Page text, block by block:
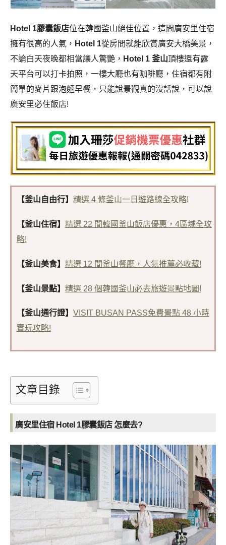
Hotel 1膠囊飯店位在韓國釜山絕佳位置，這間廣安里住宿
擁有很高的人氣， Hotel 1從房間就能欣賞廣安大橋美景，
不論白天夜晚都相當讓人驚艷， Hotel 1 釜山頂樓還有露
天平台可以打卡拍照，一樓大廳也有咖啡廳，住宿都有附
簡單的麥片跟泡麵早餐，只能說景觀真的沒話說，可以說
廣安里必住飯店!
【釜山自由行】 精選 4 條釜山一日遊路線全攻略!
【釜山住宿】 精選 22 間韓國釜山飯店優惠，4區域全攻
略!
【釜山美食】 精選 12 間釜山餐廳，人氣推薦必收藏!
【釜山景點】 精選 28 個韓國釜山必去旅遊景點地圖!
【釜山通行證】 VISIT BUSAN PASS免費景點 48 小時
實玩攻略!
文章目錄
廣安里住宿 Hotel 1膠囊飯店 怎麼去?